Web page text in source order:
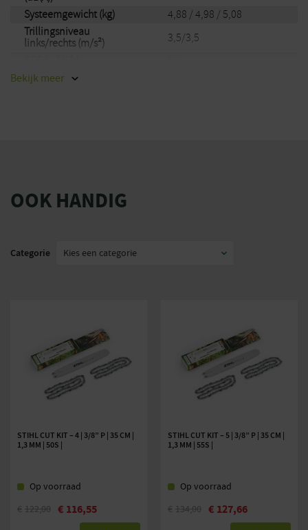
Systeemgewicht (kg)
4,88 / 4,98 / 5,08
Trillingsniveau
links/rechts (m/s²)
3,5/3,5
Merk
Bekijk meer
OOK HANDIG
Categorie
STIHL CUT KIT – 4 | 3/8” P | 35 CM |
1,3 MM | 50S |
Op voorraad
€ 122,00 € 116,55
STIHL CUT KIT – 5 | 3/8” P | 35 CM |
1,3 MM | 55S |
Op voorraad
€ 134,00 € 127,66